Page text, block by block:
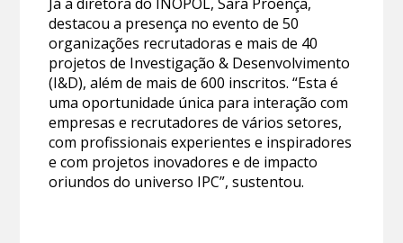
destacou a presença no evento de 50
organizações recrutadoras e mais de 40
projetos de Investigação & Desenvolvimento
(I&D), além de mais de 600 inscritos. “Esta é
uma oportunidade única para interação com
empresas e recrutadores de vários setores,
com profissionais experientes e inspiradores
e com projetos inovadores e de impacto
oriundos do universo IPC”, sustentou.